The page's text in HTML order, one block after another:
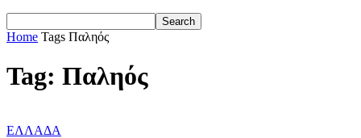
Home Tags Παληός
Tag: Παληός
ΕΛΛΑΔΑ